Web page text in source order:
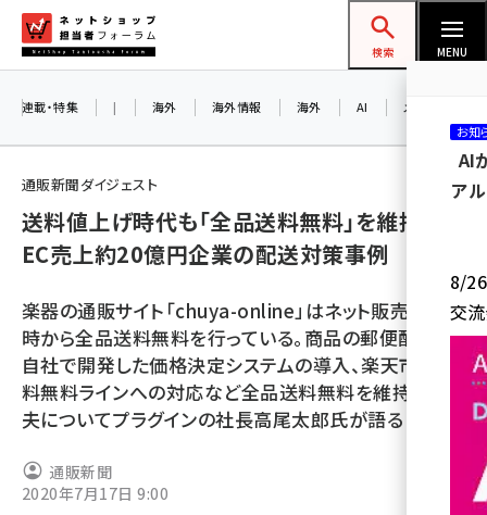
ン
ネットショップ担当者フォーラム
検索 MENU
amazon (2259)
楽天 (1876)
ecbeing (1211)
アスクル (1122)
ビィ・フォアード (781)
連載・特集 | 海外 海外情報 海外 AI メタバース
通販新聞ダイジェスト
送料値上げ時代も「全品送料無料」を維持する
EC売上約20億円企業の配送対策事例
楽器の通販サイト「chuya-online」はネット販売開始
時から全品送料無料を行っている。商品の郵便配送や
自社で開発した価格決定システムの導入、楽天市場送
料無料ラインへの対応など全品送料無料を維持する工
夫についてプラグインの社長高尾太郎氏が語る
通販新聞
2020年7月17日 9:00
お知
AI
ア
8/26
交